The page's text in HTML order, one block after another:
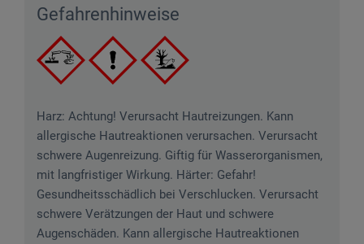
Gefahrenhinweise
Harz: Achtung! Verursacht Hautreizungen. Kann
allergische Hautreaktionen verursachen. Verursacht
schwere Augenreizung. Giftig für Wasserorganismen,
mit langfristiger Wirkung. Härter: Gefahr!
Gesundheitsschädlich bei Verschlucken. Verursacht
schwere Verätzungen der Haut und schwere
Augenschäden. Kann allergische Hautreaktionen